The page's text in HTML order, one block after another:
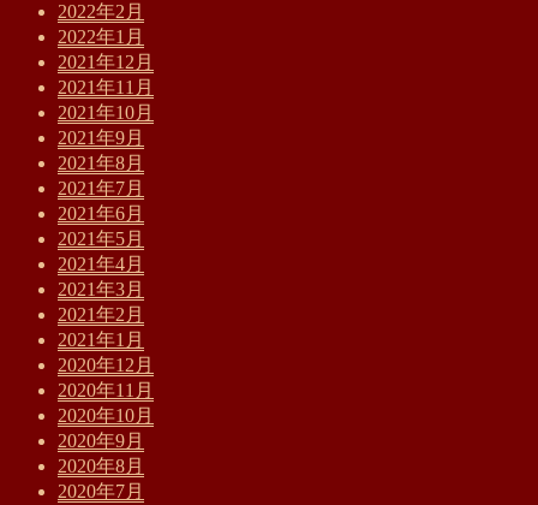
2022年2月
2022年1月
2021年12月
2021年11月
2021年10月
2021年9月
2021年8月
2021年7月
2021年6月
2021年5月
2021年4月
2021年3月
2021年2月
2021年1月
2020年12月
2020年11月
2020年10月
2020年9月
2020年8月
2020年7月